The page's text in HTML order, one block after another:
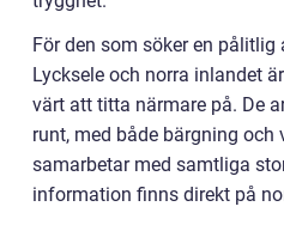
För den som söker en
Lycksele och norra inlandet
värt att titta närmare på. De
runt, med både bärgning och
samarbetar med samtliga
information finns direkt på